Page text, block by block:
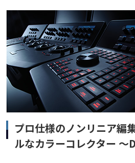
プロ仕様のノンリニア編
ルなカラーコレクター